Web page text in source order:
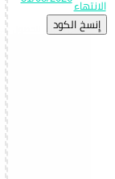
الانتهاء
إِنسخ الكود
"افضل تطبيق للحصول على